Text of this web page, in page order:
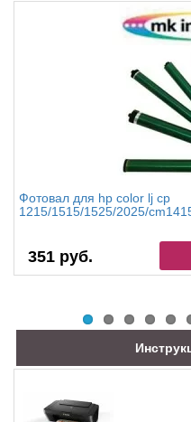
Фотовал для hp color lj cp
1215/1515/1525/2025/
351 руб.